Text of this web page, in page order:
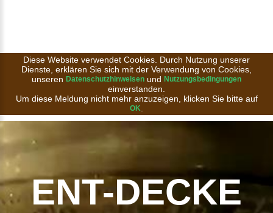
Diese Website verwendet Cookies. Durch Nutzung unserer
Dienste, erklären Sie sich mit der Verwendung von Cookies,
unseren Datenschutzhinweisen und Nutzungsbedingungen
einverstanden.
Um diese Meldung nicht mehr anzuzeigen, klicken Sie bitte auf
OK
ENT-DECKE